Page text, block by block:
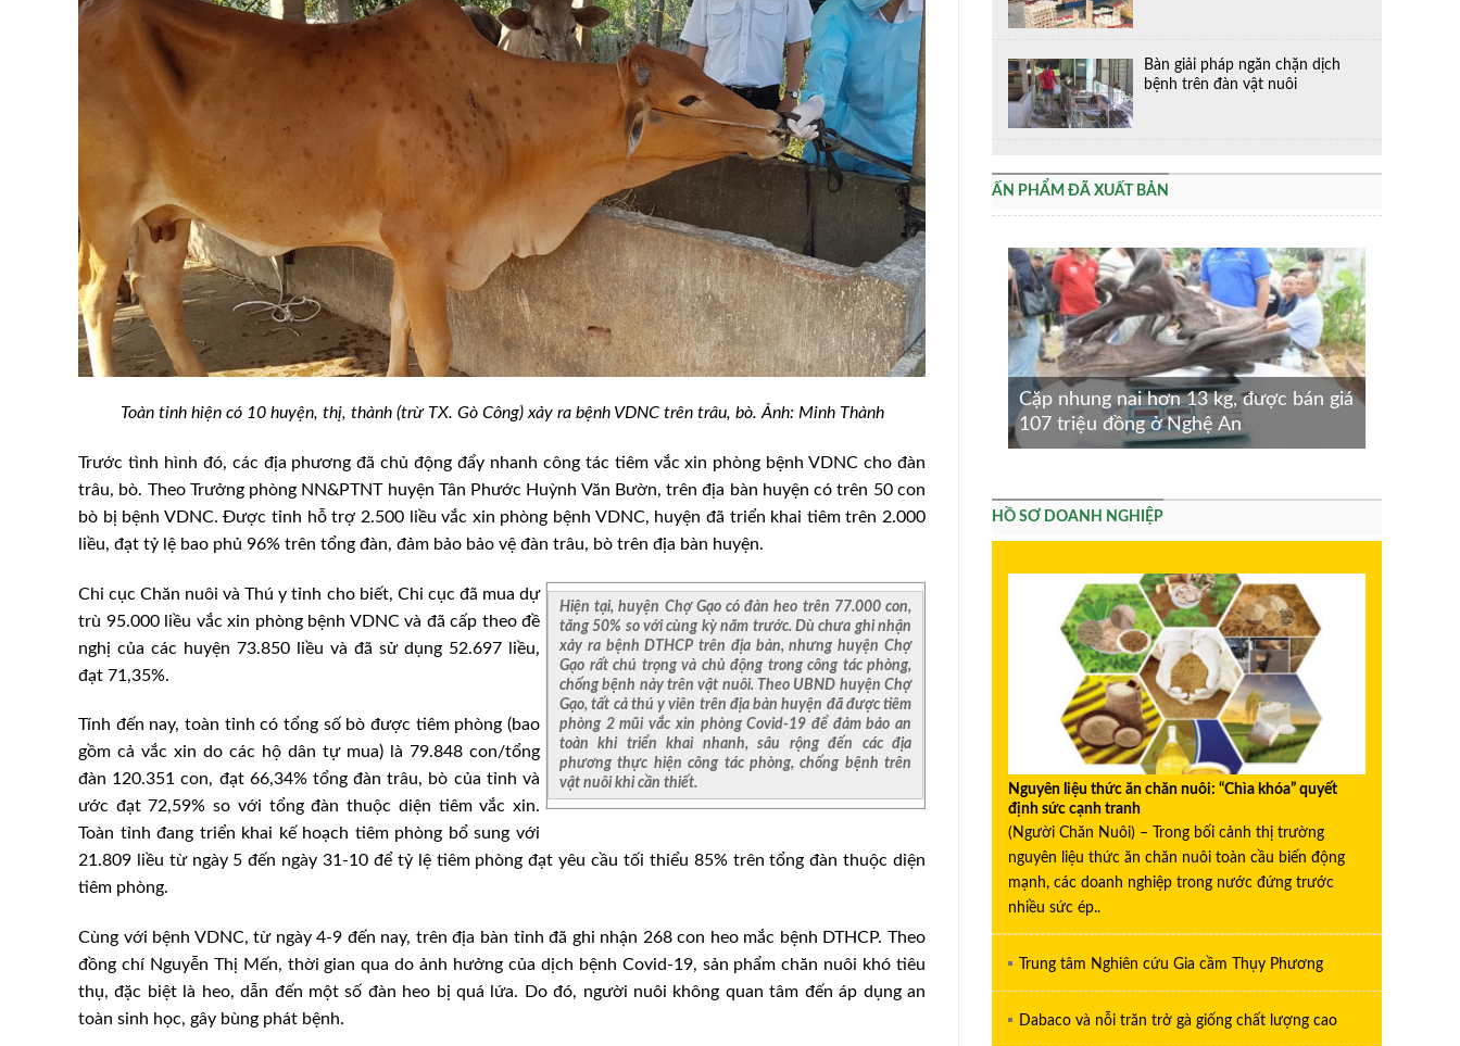
Toàn tỉnh hiện có 10 huyện, thị, thành (trừ TX. Gò Công) xảy ra bệnh VDNC trên trâu, bò. Ảnh: Minh Thành
Trước tình hình đó, các địa phương đã chủ động đẩy nhanh công tác tiêm vắc xin phòng bệnh VDNC cho đàn
trâu, bò. Theo Trưởng phòng NN&PTNT huyện Tân Phước Huỳnh Văn Bườn, trên địa bàn huyện có trên 50 con
bò bị bệnh VDNC. Được tỉnh hỗ trợ 2.500 liều vắc xin phòng bệnh VDNC, huyện đã triển khai tiêm trên 2.000
liều, đạt tỷ lệ bao phủ 96% trên tổng đàn, đảm bảo bảo vệ đàn trâu, bò trên địa bàn huyện.
Hiện tại, huyện Chợ Gạo có đàn heo trên 77.000 con,
tăng 50% so với cùng kỳ năm trước. Dù chưa ghi nhận
xảy ra bệnh DTHCP trên địa bàn, nhưng huyện Chợ
Gạo rất chú trọng và chủ động trong công tác phòng,
chống bệnh này trên vật nuôi. Theo UBND huyện Chợ
Gạo, tất cả thú y viên trên địa bàn huyện đã được tiêm
phòng 2 mũi vắc xin phòng Covid-19 để đảm bảo an
toàn khi triển khai nhanh, sâu rộng đến các địa
phương thực hiện công tác phòng, chống bệnh trên
vật nuôi khi cần thiết.
Chi cục Chăn nuôi và Thú y tỉnh cho biết, Chi cục đã mua dự
trù 95.000 liều vắc xin phòng bệnh VDNC và đã cấp theo đề
nghị của các huyện 73.850 liều và đã sử dụng 52.697 liều,
đạt 71,35%.
Tính đến nay, toàn tỉnh có tổng số bò được tiêm phòng (bao
gồm cả vắc xin do các hộ dân tự mua) là 79.848 con/tổng
đàn 120.351 con, đạt 66,34% tổng đàn trâu, bò của tỉnh và
ước đạt 72,59% so với tổng đàn thuộc diện tiêm vắc xin.
Toàn tỉnh đang triển khai kế hoạch tiêm phòng bổ sung với
21.809 liều từ ngày 5 đến ngày 31-10 để tỷ lệ tiêm phòng đạt yêu cầu tối thiểu 85% trên tổng đàn thuộc diện
tiêm phòng.
Cùng với bệnh VDNC, từ ngày 4-9 đến nay, trên địa bàn tỉnh đã ghi nhận 268 con heo mắc bệnh DTHCP. Theo
đồng chí Nguyễn Thị Mến, thời gian qua do ảnh hưởng của dịch bệnh Covid-19, sản phẩm chăn nuôi khó tiêu
thụ, đặc biệt là heo, dẫn đến một số đàn heo bị quá lứa. Do đó, người nuôi không quan tâm đến áp dụng an
toàn sinh học, gây bùng phát bệnh.
Bàn giải pháp ngăn chặn dịch
bệnh trên đàn vật nuôi
ẤN PHẨM ĐÃ XUẤT BẢN
Cặp nhung nai hơn 13 kg, được bán giá
107 triệu đồng ở Nghệ An
EU ra tay ứng phó khẩn cấp dịch cúm
gia cầm lan rộng tại Ba Lan
Nuôi gà Ai Cập đẻ trứng ở Thạch Hà
HỒ SƠ DOANH NGHIỆP
Nguyên liệu thức ăn chăn nuôi: “Chìa khóa” quyết
định sức cạnh tranh
(Người Chăn Nuôi) – Trong bối cảnh thị trường
nguyên liệu thức ăn chăn nuôi toàn cầu biến động
mạnh, các doanh nghiệp trong nước đứng trước
nhiều sức ép..
Trung tâm Nghiên cứu Gia cầm Thụy Phương
Dabaco và nỗi trăn trở gà giống chất lượng cao